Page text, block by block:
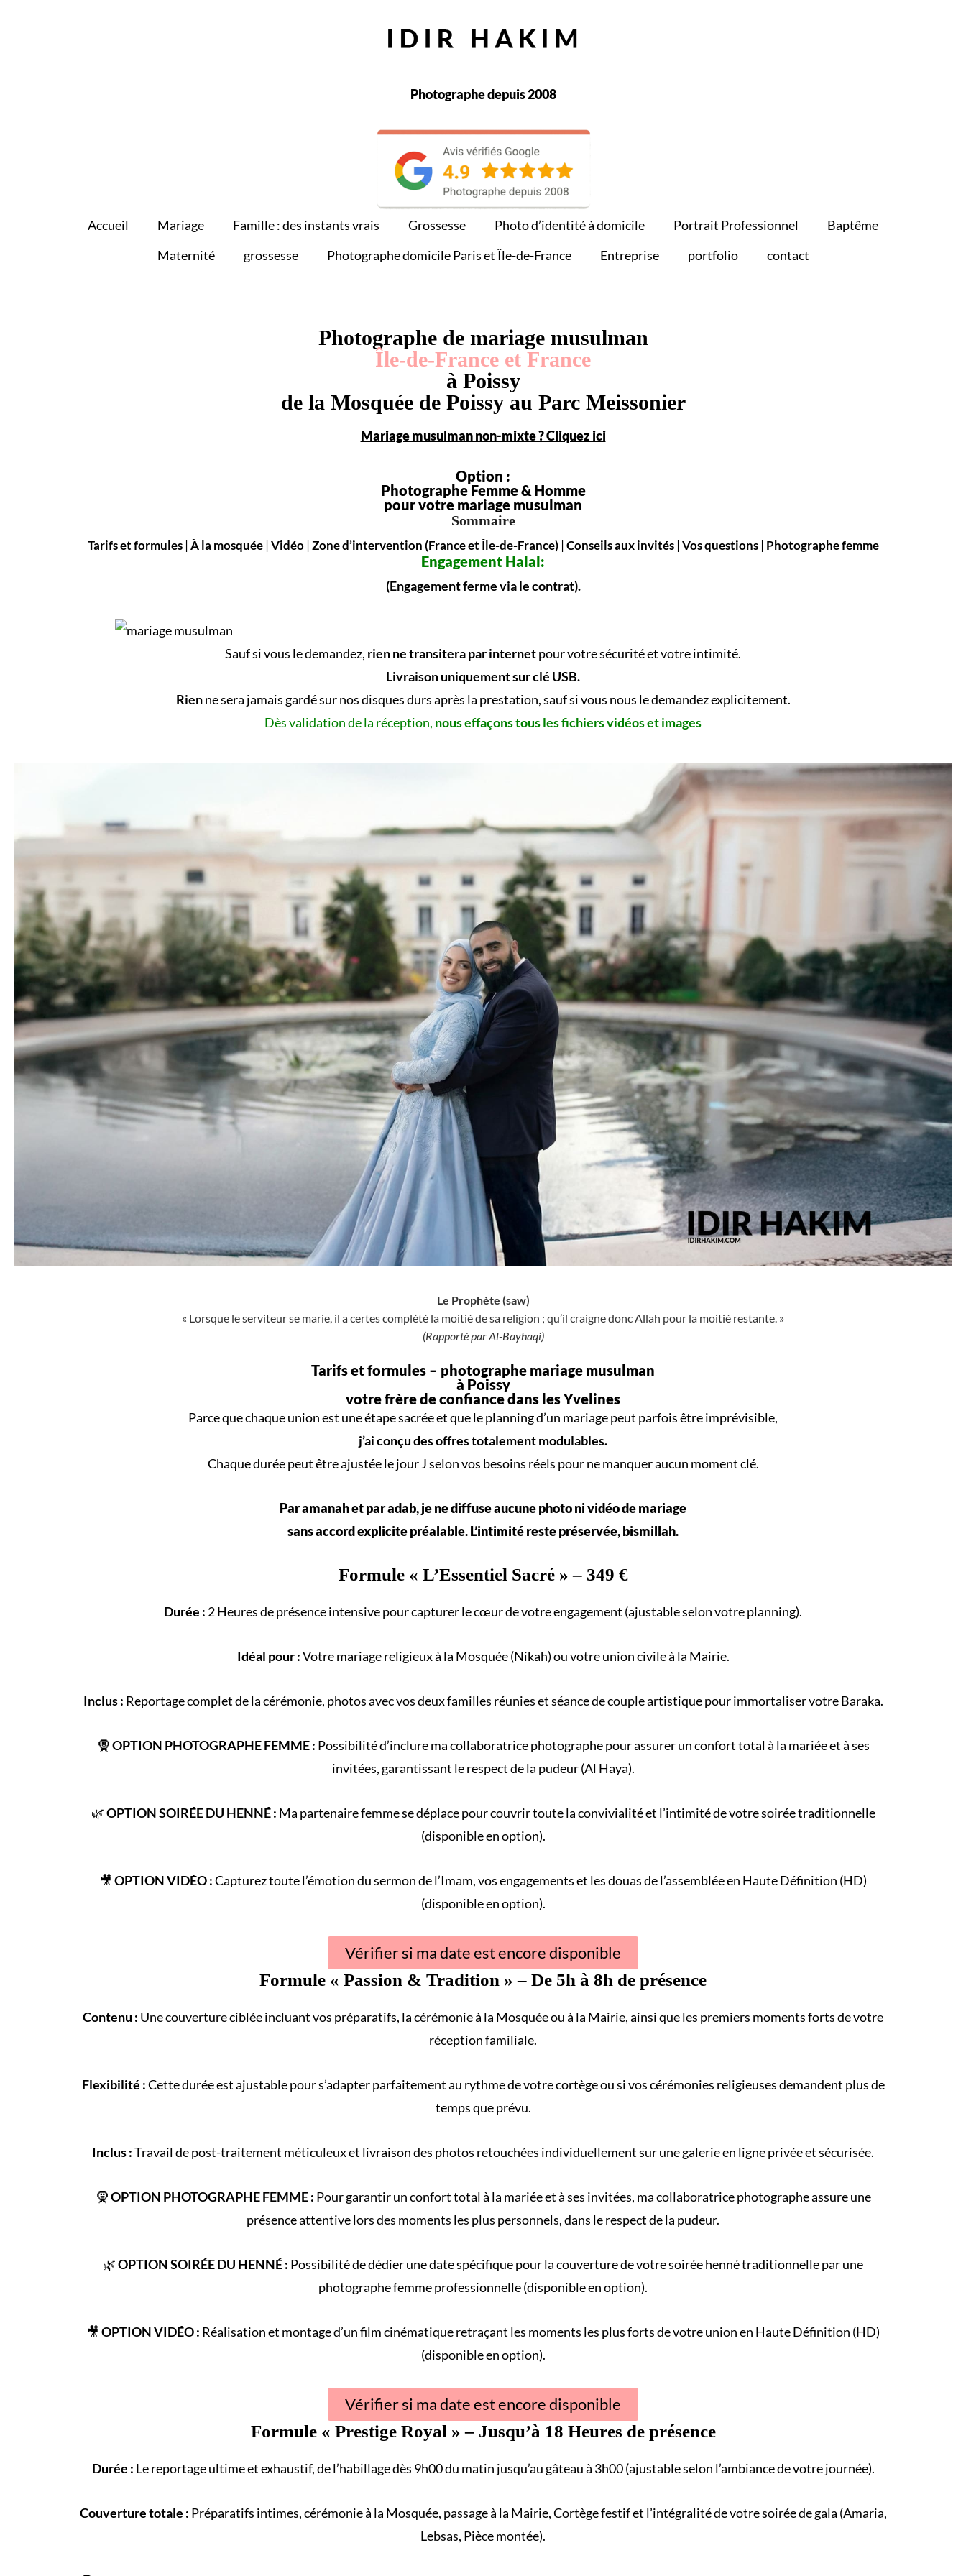
Photographe depuis 2008
Accueil Mariage Famille : des instants vrais Grossesse Photo d’identité à domicile Portrait Professionnel
Baptême
Maternité
grossesse Photographe domicile Paris et Île-de-France Entreprise portfolio contact
Photographe de mariage musulman
Île-de-France et France
à Poissy
de la Mosquée de Poissy au Parc Meissonier
Mariage musulman non-mixte ? Cliquez ici
Option :
Photographe Femme & Homme
pour votre mariage musulman
Sommaire
Tarifs et formules|À la mosquée|Vidéo|Zone d’intervention (France et Île-de-France)|Conseils aux invités|Vos questions| Photographe femme
Engagement Halal:
(Engagement ferme via le contrat).
Sauf si vous le demandez, rien ne transitera par internetpour votre sécurité et votre intimité.
Livraison uniquement sur clé USB.
Rienne sera jamais gardé sur nos disques durs après la prestation, sauf si vous nous le demandez explicitement.
Dès validation de la réception, nous effaçons tous les fichiers vidéos et images
Le Prophète (saw)
« Lorsque le serviteur se marie, il a certes complété la moitié de sa religion ; qu’il craigne donc Allah pour la moitié restante. »
(Rapporté par Al-Bayhaqi)
Tarifs et formules – photographe mariage musulman
à Poissy
votre frère de confiance dans les Yvelines
Parce quechaque unionest uneétape sacréeet que leplanning d’un mariagepeut parfois être imprévisible,
j’ai conçu des offres totalement modulables.
Chaque durée peut être ajustée le jour J selon vos besoins réels pour ne manquer aucun moment clé.
Par amanah et par adab, je ne diffuse aucune photo ni vidéo de mariage
sans accord explicite préalable. L’intimité reste préservée, bismillah.
Formule « L’Essentiel Sacré» – 349 €
Durée : 2 Heures de présence intensive pour capturer le cœur de votre engagement (ajustable selon votreplanning).
Idéal pour :Votremariage religieuxà la Mosquée(Nikah) ou votreunion civileà la Mairie.
Inclus : Reportage complet de lacérémonie, photos avec vos deux familles réunies et séance de couple artistique pour immortaliser votre Baraka.
🧕OPTION PHOTOGRAPHE FEMME : Possibilité d’inclure ma collaboratrice photographe pour assurer un confort total à la mariée et à ses
invitées, garantissant le respect de la pudeur (Al Haya).
🌿OPTION SOIRÉE DU HENNÉ : Ma partenaire femme se déplace pour couvrir toute la convivialité et l’intimité de votresoirée traditionnelle
(disponible en option).
🎥 OPTION VIDÉO :Capturez toute l’émotion dusermon de l’Imam, vos engagements et les douas de l’assemblée en Haute Définition (HD)
(disponible en option).
Vérifier si ma date est encore disponible
Formule « Passion & Tradition » – De 5h à 8h de présence
Contenu : Une couverture ciblée incluant vos préparatifs, la cérémonie à la Mosquéeou à la Mairie, ainsi que les premiers moments forts de votre
réception familiale.
Flexibilité :Cette durée est ajustable pour s’adapter parfaitement au rythme de votrecortègeou si vos cérémonies religieuses demandent plus de
temps que prévu.
Inclus :Travail de post-traitement méticuleux et livraison des photos retouchées individuellement sur une galerie en ligne privée et sécurisée.
🧕OPTION PHOTOGRAPHE FEMME : Pour garantir un confort total à la mariée et à ses invitées, ma collaboratrice photographe assure une
présence attentive lors des moments les plus personnels, dans le respect de la pudeur.
🌿OPTION SOIRÉE DU HENNÉ : Possibilité de dédier une date spécifique pour la couverture de votresoirée hennétraditionnelle par une
photographe femme professionnelle (disponible en option).
🎥 OPTION VIDÉO : Réalisation et montage d’un film cinématique retraçant les moments les plus fortsde votre union en Haute Définition (HD)
(disponible en option).
Vérifier si ma date est encore disponible
Formule « Prestige Royal » – Jusqu’à 18 Heures de présence
Durée : Le reportage ultime et exhaustif, de l’habillage dès 9h00 du matin jusqu’au gâteau à 3h00 (ajustable selon l’ambiance de votre journée).
Couverture totale : Préparatifs intimes, cérémonie à la Mosquée, passage à la Mairie,Cortègefestif et l’intégralité de votresoirée de gala (Amaria,
Lebsas, Pièce montée).